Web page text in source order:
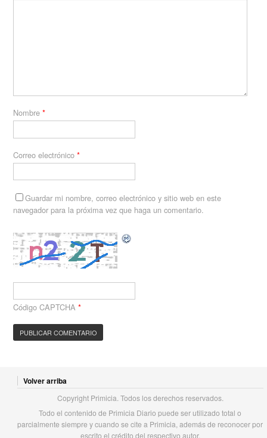
Nombre*
Correo electrónico*
Guardar mi nombre, correo electrónico y sitio web en este
navegador para la próxima vez que haga un comentario.
Código CAPTCHA *
Volver arriba
Copyright Primicia. Todos los derechos reservados.
Todo el contenido de Primicia Diario puede ser utilizado total o
parcialmente siempre y cuando se cite a Primicia, además de reconocer por
escrito el crédito del respectivo autor.